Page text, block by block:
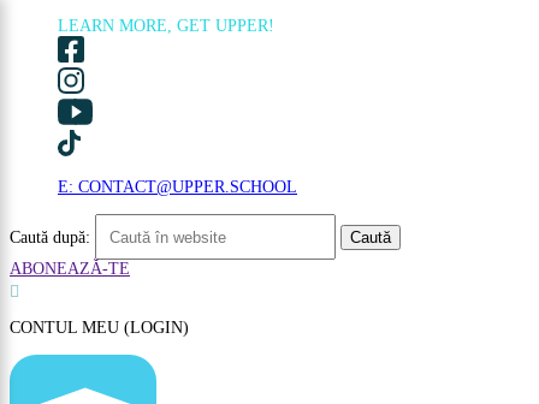
LEARN MORE, GET UPPER!
E: CONTACT@UPPER.SCHOOL
Caută după:
ABONEAZĂ-TE

CONTUL MEU (LOGIN)